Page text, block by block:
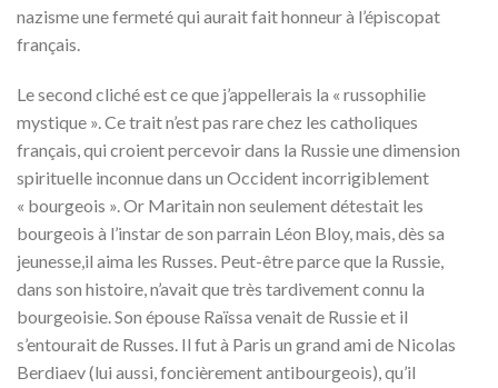
nazisme une fermeté qui aurait fait honneur à l’épiscopat
français.
Le second cliché est ce que j’appellerais la « russophilie
mystique ». Ce trait n’est pas rare chez les catholiques
français, qui croient percevoir dans la Russie une dimension
spirituelle inconnue dans un Occident incorrigiblement
« bourgeois ». Or Maritain non seulement détestait les
bourgeois à l’instar de son parrain Léon Bloy, mais, dès sa
jeunesse,il aima les Russes. Peut-être parce que la Russie,
dans son histoire, n’avait que très tardivement connu la
bourgeoisie. Son épouse Raïssa venait de Russie et il
s’entourait de Russes. Il fut à Paris un grand ami de Nicolas
Berdiaev (lui aussi, foncièrement antibourgeois), qu’il